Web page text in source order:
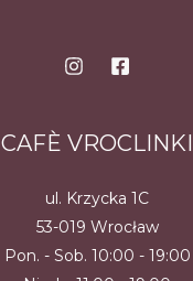
CAFÈ VROCLINKI
ul. Krzycka 1C
53-019 Wrocław
Pon. - Sob. 10:00 - 19:00